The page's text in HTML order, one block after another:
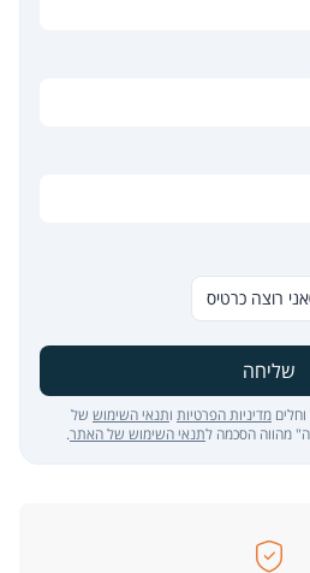
אני רוצה כרטיס
שליחה
מדיניות הפרטיות ותנאי השימוש של
תנאי השימוש של האתר.